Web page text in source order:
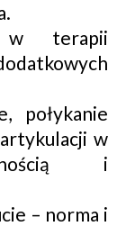
w terapii
połykanie
w
i
– norma i